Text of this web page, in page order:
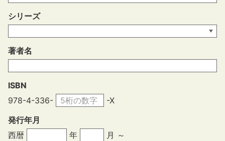
シリーズ
著者名
ISBN
978-4-336-
-X
発行年月
西暦
年
月 ～